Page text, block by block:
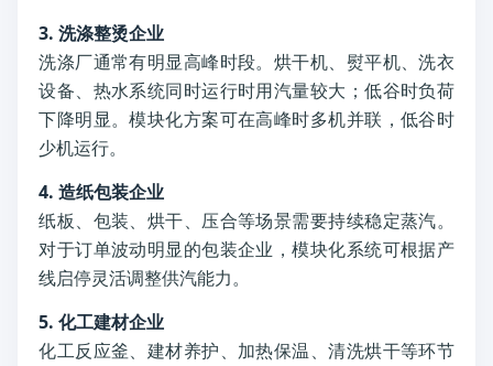
3. 洗涤整烫企业
洗涤厂通常有明显高峰时段。烘干机、熨平机、洗衣
设备、热水系统同时运行时用汽量较大；低谷时负荷
下降明显。模块化方案可在高峰时多机并联，低谷时
少机运行。
4. 造纸包装企业
纸板、包装、烘干、压合等场景需要持续稳定蒸汽。
对于订单波动明显的包装企业，模块化系统可根据产
线启停灵活调整供汽能力。
5. 化工建材企业
化工反应釜、建材养护、加热保温、清洗烘干等环节